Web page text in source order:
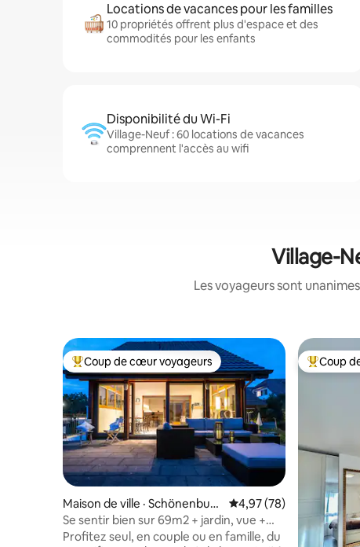
Locations de vacances pour les familles
10 propriétés offrent plus d'espace et des
commodités pour les enfants
Disponibilité du Wi-Fi
Village-Neuf : 60 locations de vacances
comprennent l'accès au wifi
Village-
Les voyageurs sont
Coup de cœur voyageurs parmi les plus aimés
Coup de cœur voyageurs
Maison de ville · Schönenbuc
h
Note moyenne de 4,97
4,97 (78)
Se sentir bien sur 69m2 + jardin, vue +
parking
Profitez seul, en couple ou en famille, du
Coup de
Coup